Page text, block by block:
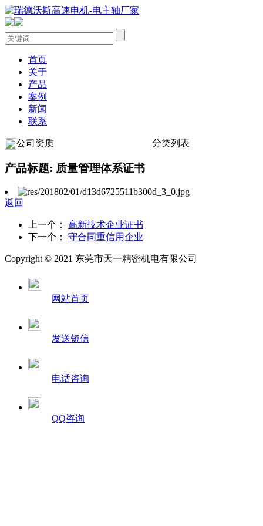
首页
关于
产品
案例
新闻
联系
公司资质 分类列表
产品标题: 质量管理体系证书
返回
上一个： 高新技术企业证书
下一个： 守合同重信用企业
Copyright © 2021 东莞市天一精密机电有限公司
网站首页
发送短信
电话咨询
QQ咨询